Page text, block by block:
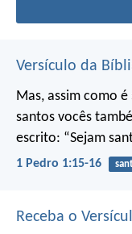
Versículo da
Mas, assim como
santos vocês
escrito: “Sejam
1 Pedro 1:15-16
Receba o